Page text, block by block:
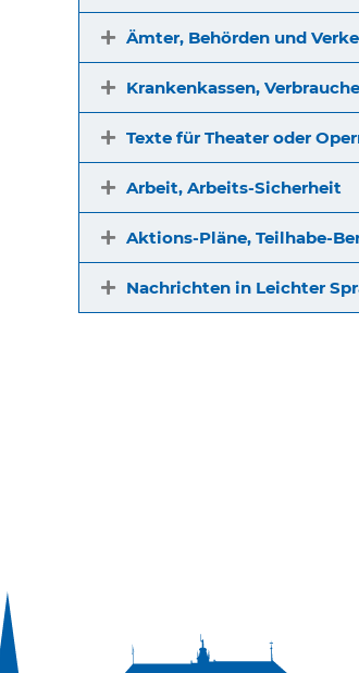
Ämter, Behörden und
Krankenkassen,
Texte für Theater oder
Arbeit, Arbeits-Sicherheit
Aktions-Pläne, Teilhabe-
Nachrichten in Leichter